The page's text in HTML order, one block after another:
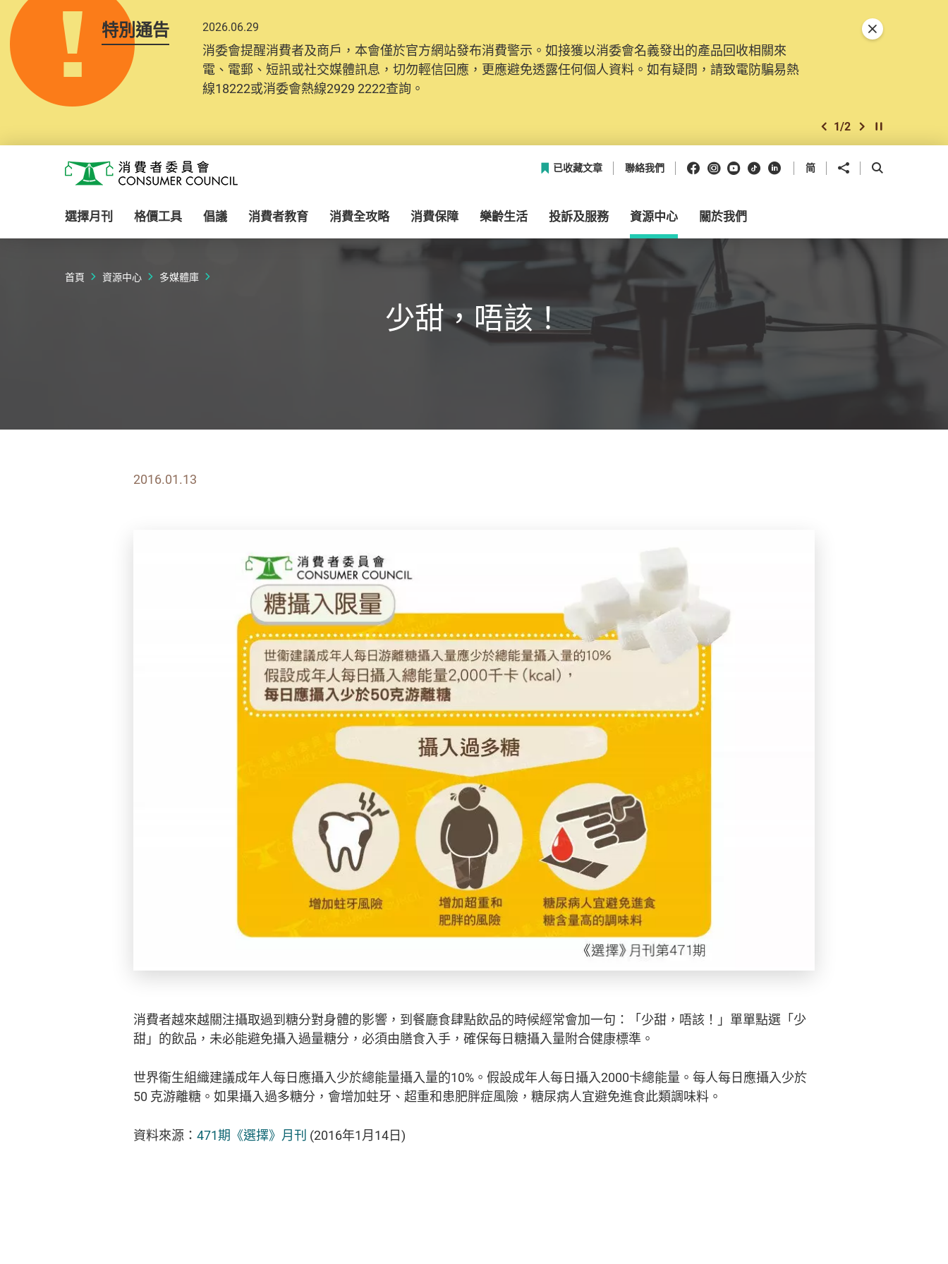
特別通告 2026.06.29
消委會提醒消費者及商戶，本會僅於官方網站發布消費警示。如接獲以消委會名義發出的產品回收相關來
電、電郵、短訊或社交媒體訊息，切勿輕信回應，更應避免透露任何個人資料。如有疑問，請致電防騙易熱
線18222或消委會熱線2929 2222查詢。
上一個
1/2 下一個開始/暫停幻燈
關閉特別通告
消費者委員會
已收藏文章 聯絡我們 Facebook
Instagram
Youtube
抖音領英 简 分享到 開啟搜尋框
選擇月刊 格價工具 倡議 消費者教育 消費全攻略 消費保障 樂齡生活 投訴及服務 資源中心 關於我們
首頁 資源中心 多媒體庫
少甜，唔該！
2016.01.13
消費者越來越關注攝取過到糖分對身體的影響，到餐廳食肆點飲品的時候經常會加一句：「少甜，唔該！」單單點選「少
甜」的飲品，未必能避免攝入過量糖分，必須由膳食入手，確保每日糖攝入量附合健康標準。
世界衞生組織建議成年人每日應攝入少於總能量攝入量的10%。假設成年人每日攝入2000卡總能量。每人每日應攝入少於
50 克游離糖。如果攝入過多糖分，會增加蛀牙、超重和患肥胖症風險，糖尿病人宜避免進食此類調味料。
資料來源： 471期《選擇》月刊 (2016年1月14日)